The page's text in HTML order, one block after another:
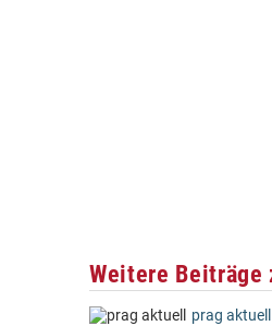
Weitere Beiträge
prag aktuell